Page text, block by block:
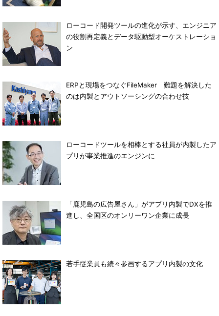
ローコード開発ツールの進化が示す、エンジニア
の役割再定義とデータ駆動型オーケストレーショ
ン
ERPと現場をつなぐFileMaker 難題を解決した
のは内製とアウトソーシングの合わせ技
ローコードツールを相棒とする社員が内製したア
プリが事業推進のエンジンに
「鹿児島の広告屋さん」がアプリ内製でDXを推
進し、全国区のオンリーワン企業に成長
若手従業員も続々参画するアプリ内製の文化